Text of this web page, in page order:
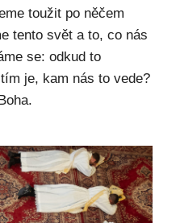
toužit po něčem
tento svět a to, co nás
se: odkud to
je, kam nás to vede?